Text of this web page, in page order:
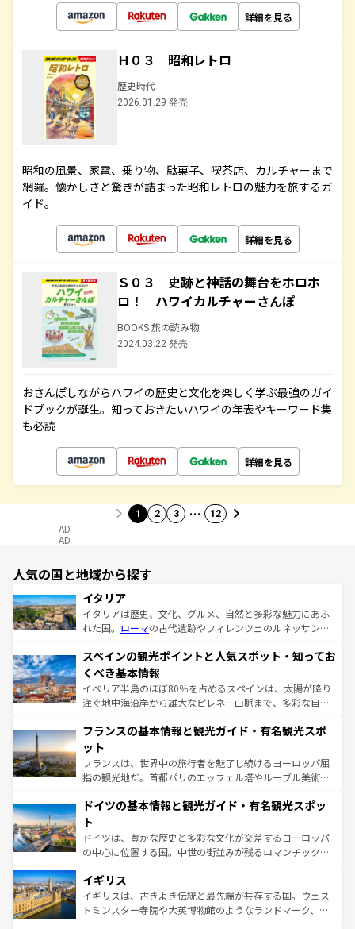
詳細を見る
Ｈ０３ 昭和レトロ
歴史時代
2026.01.29 発売
昭和の風景、家電、乗り物、駄菓子、喫茶店、カルチャーまで
網羅。懐かしさと驚きが詰まった昭和レトロの魅力を旅するガ
イド。
詳細を見る
Ｓ０３ 史跡と神話の舞台をホロホ
ロ！ ハワイカルチャーさんぽ
BOOKS 旅の読み物
2024.03.22 発売
おさんぽしながらハワイの歴史と文化を楽しく学ぶ最強のガイ
ドブックが誕生。知っておきたいハワイの年表やキーワード集
も必読
詳細を見る
1 2 3 … 12
AD
AD
人気の国と地域から探す
イタリア
イタリアは歴史、文化、グルメ、自然と多彩な魅力にあふ
れた国。 ローマの古代遺跡やフィレンツェのルネッサンス
ろん、トスカーナの美しい田園風景やアマルフィ海岸の絶
景など、自然景観も見逃せない。観光の合間には、本場の
ピザやパスタなど、絶品のイタリア料理を堪能することも
できる。朝目覚めてから夜眠るまで、すべての瞬間を楽し
なお、新着のイタリア情報はコンテンツ一覧を参照してほ
しい。
スペインの観光ポイントと人気スポット・知ってお
くべき基本情報
イベリア半島のほぼ80％を占めるスペインは、太陽が降り
注ぐ地中海沿岸から雄大なピレネー山脈まで、多彩な自然
文化が根付くこの国では、情熱的なフラメンコ、熱気あふ
れる闘牛、そして美味しいタパスが生活の一部となってい
る。首都マドリードの洗練された雰囲気や、バルセロナの
アートに溢れた街角から、地方では古代ローマ遺跡や中世
せる。地方によって風土や気候が異なるスペインはその個
ンテンツ一覧 を参照してほしい。
フランスの基本情報と観光ガイド・有名観光スポ
ット
フランスは、世界中の旅行者を魅了し続けるヨーロッパ屈
指の観光地だ。首都パリのエッフェル塔やルーブル美術館
で、幅広い魅力が詰まっている。華麗な宮殿、歴史的な大
聖堂、美しいビーチ、そして豊かな自然が、訪れる者を心
から魅了する。また、フランスは美食の国としても知ら
れ、フランス料理はユネスコ無形文化遺産にも登録されて
香り高いラベンダー畑など、多彩な楽しみ方が可能だ。さ
らに、パリ以外の地域にも魅力が溢れており、どの街角に
も豊かな歴史と文化が息づいている。パリ以外の個性あふ
ドイツの基本情報と観光ガイド・有名観光スポッ
ト
ドイツは、豊かな歴史と多彩な文化が交差するヨーロッパ
の中心に位置する国。中世の街並みが残るロマンチック街
顔を持つこの国は、どこを歩いても飽きることがない。ベ
ルリンの文化的活気、バイエルン州のアルプスの絶景、そ
してライン川沿いのワイン畑といった風景は必見。ビール
イギリス
イギリスは、古きよき伝統と最先端が共存する国。ウェス
トミンスター寺院や大英博物館のようなランドマーク、歴